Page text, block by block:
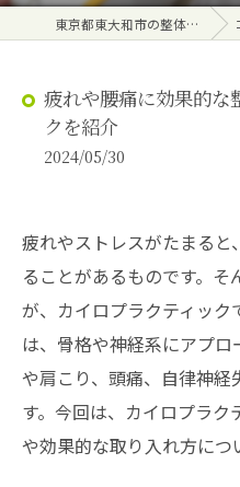
東京都東大和市の整体ならかとう鍼灸院 整体院
疲れや腰痛に効果的な
クを紹介
2024/05/30
疲れやストレスがたまると
ることがあるものです。
が、カイロプラクティック
は、骨格や神経系にアプ
や肩こり、頭痛、自律神
す。今回は、カイロプラ
や効果的な取り入れ方につ